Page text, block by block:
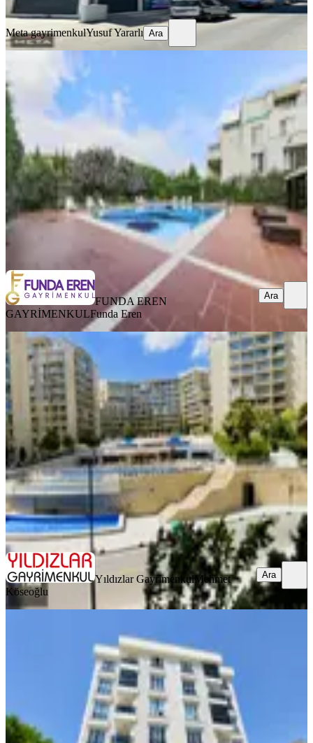
Ara
Meta gayrimenkulYusuf Yararlı Ara
Tuzla Akdeniz Evleri 2katlı 2bloklu
Havuzlu Eşyalı Kiralık 1+1
Tuzla, Aydınlı Mahallesi
90 m² 04.08.2026
40.000 ₺
FUNDA EREN GAYRİMENKULFunda Eren
FUNDA EREN
GAYRİMENKULFunda Eren
Ara
YENİ
Evora İstanbul Tuzla'da Havuz Cephe
Full Eşyalı 1+1
Tuzla, Aydıntepe Mahallesi
1+1
·60 m²·1. Kat·04.08.2026
40.000 ₺
Yıldızlar Gayrimenkul Mehmet Köseoğlu
Ara
Yıldızlar GayrimenkulMehmet
Köseoğlu
Ara
Mimarsinan Mahallesi'nde | Ulaşıma
Yakın | Kiralık Daire
Tuzla, Mimar Sinan Mahallesi
2+1·90 m²·2. Kat ·03.08.2026
30.000 ₺